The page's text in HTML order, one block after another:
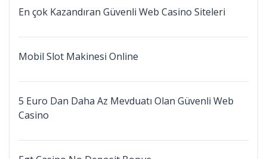
En çok Kazandıran Güvenli Web Casino Siteleri
Mobil Slot Makinesi Online
5 Euro Dan Daha Az Mevduatı Olan Güvenli Web
Casino